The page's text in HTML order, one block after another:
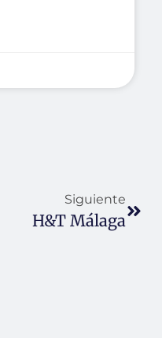
Siguiente
H&T Málaga